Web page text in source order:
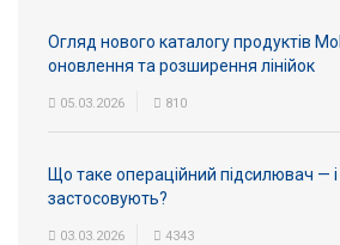
Огляд нового каталогу продуктів
оновлення та розширення лінійок
05.03.2026 810
Що таке операційний підсилювач — і
застосовують?
03.03.2026 4343